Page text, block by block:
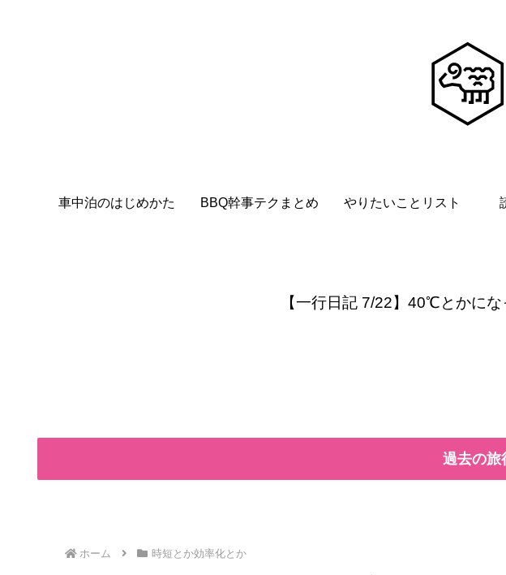
車中泊のはじめかた BBQ幹事テクまとめ やりたいことリスト
【一行日記 7/22】40℃とかに
過去の旅
ホーム 時短とか効率化とか